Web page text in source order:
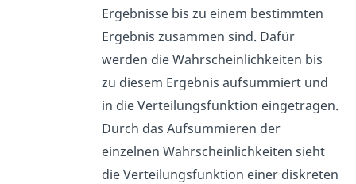
Ergebnisse bis zu einem bestimmten
Ergebnis zusammen sind. Dafür
werden die Wahrscheinlichkeiten bis
zu diesem Ergebnis aufsummiert und
in die Verteilungsfunktion eingetragen.
Durch das Aufsummieren der
einzelnen Wahrscheinlichkeiten sieht
die Verteilungsfunktion einer diskreten